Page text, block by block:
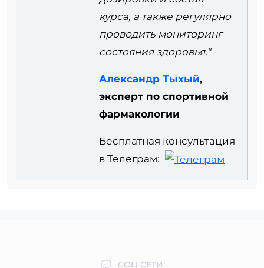
курса, а также регулярно
проводить мониторинг
состояния здоровья."
Александр Тыхый,
эксперт по спортивной
фармакологии
Бесплатная консультация
в Телеграм:
СОЦ СЕТИ: